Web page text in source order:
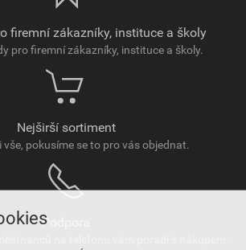
firemní zákazníky, instituce a školy
pro firemní zákazníky, instituce a školy.
Nejširší sortiment
vše, pokusíme se to pro vás objednat.
Podpora